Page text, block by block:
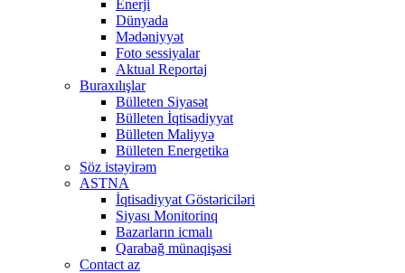
Enerji
Dünyada
Mədəniyyət
Foto sessiyalar
Aktual Reportaj
Buraxılışlar
Bülleten Siyasət
Bülleten İqtisadiyyat
Bülleten Maliyyə
Bülleten Energetika
Söz istəyirəm
ASTNA
İqtisadiyyat Göstəriciləri
Siyası Monitorinq
Bazarların icmalı
Qarabağ münaqişəsi
Contact az